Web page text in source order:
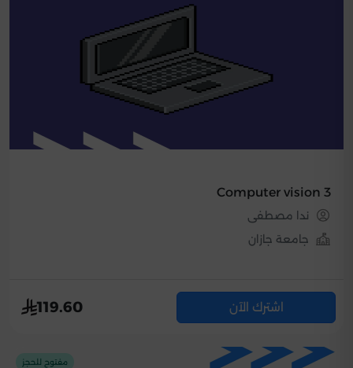
Computer vision 3
ندا مصطفى
جامعة جازان
اشترك الآن 119.60
مفتوح للحجز